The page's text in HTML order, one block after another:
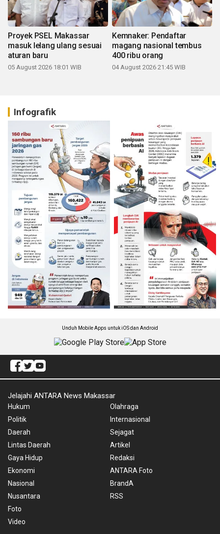
Proyek PSEL Makassar
masuk lelang ulang sesuai
aturan baru
05 August 2026 18:01 WIB
Kemnaker: Pendaftar
magang nasional tembus
400 ribu orang
04 August 2026 21:45 WIB
Infografik
Unduh Mobile Apps untuk iOS dan Android
Jelajahi ANTARA News Makassar
Hukum
Politik
Daerah
Lintas Daerah
Gaya Hidup
Ekonomi
Nasional
Nusantara
Foto
Video
Olahraga
Internasional
Sejagat
Artikel
Redaksi
ANTARA Foto
BrandA
RSS